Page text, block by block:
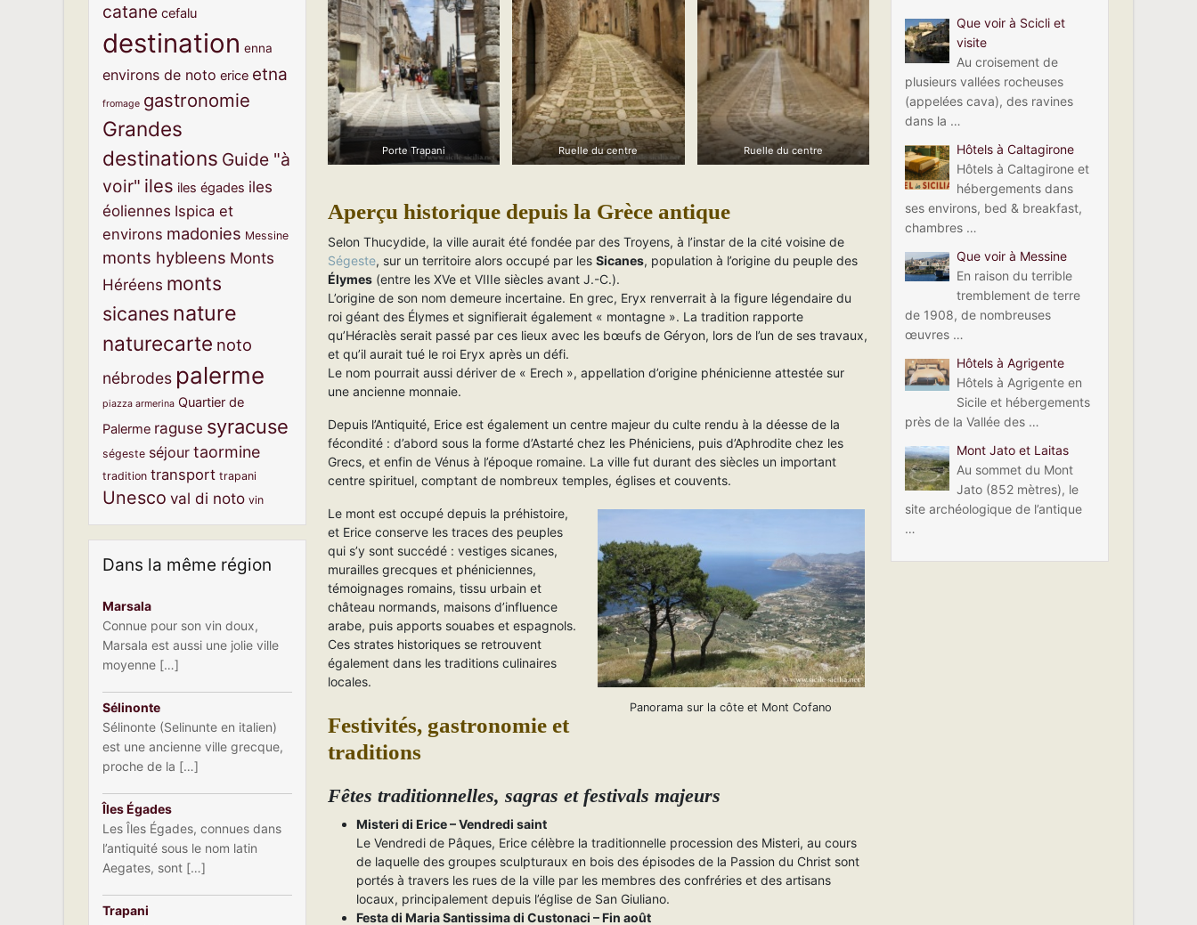
Porte Trapani Ruelle du centre Ruelle du centre
Aperçu historique depuis la Grèce antique
Selon Thucydide, la ville aurait été fondée par des Troyens, à l’instar de la cité voisine de
Ségeste, sur un territoire alors occupé par lesSicanes, population à l’origine du peuple des
Élymes (entre les XVe et VIIIe siècles avant J.-C.).
L’origine de son nom demeure incertaine. En grec, Eryx renverrait à la figure légendaire du
roi géant des Élymes et signifierait également « montagne ». La tradition rapporte
qu’Héraclès serait passé par ces lieux avec les bœufs de Géryon, lors de l’un de ses travaux,
et qu’il aurait tué le roi Eryx après un défi.
Le nom pourrait aussi dériver de « Erech », appellation d’origine phénicienne attestée sur
une ancienne monnaie.
Depuis l’Antiquité, Erice est également un centre majeur du culte rendu à la déesse de la
fécondité : d’abord sous la forme d’Astarté chez les Phéniciens, puis d’Aphrodite chez les
Grecs, et enfin de Vénus à l’époque romaine. La ville fut durant des siècles un important
centre spirituel, comptant de nombreux temples, églises et couvents.
Panorama sur la côte et Mont Cofano
Le mont est occupé depuis la préhistoire,
et Erice conserve les traces des peuples
qui s’y sont succédé : vestiges sicanes,
murailles grecques et phéniciennes,
témoignages romains, tissu urbain et
château normands, maisons d’influence
arabe, puis apports souabes et espagnols.
Ces strates historiques se retrouvent
également dans les traditions culinaires
locales.
Festivités, gastronomie et
traditions
Fêtes traditionnelles, sagras et festivals majeurs
Misteri di Erice – Vendredi saint
Le Vendredi de Pâques, Erice célèbre la traditionnelle procession des Misteri, au cours
de laquelle des groupes sculpturaux en bois des épisodes de la Passion du Christ sont
portés à travers les rues de la ville par les membres des confréries et des artisans
locaux, principalement depuis l’église de San Giuliano.
Festa di Maria Santissima di Custonaci – Fin août
catane cefalu
destination enna
environs de noto erice etna
fromage gastronomie
Grandes
destinations Guide "à
voir" iles iles égades iles
éoliennes Ispica et
environs madonies Messine
monts hybleens Monts
Héréens monts
sicanes nature
naturecarte noto
nébrodes palerme
piazza armerina Quartier de
Palerme raguse syracuse
ségeste séjour taormine
tradition transport trapani
Unesco val di noto vin
Dans la même région
Marsala
Connue pour son vin doux,
Marsala est aussi une jolie ville
moyenne […]
Sélinonte
Sélinonte (Selinunte en italien)
est une ancienne ville grecque,
proche de la […]
Îles Égades
Les Îles Égades, connues dans
l’antiquité sous le nom latin
Aegates, sont […]
Trapani
Que voir à Scicli et
visite
Au croisement de
plusieurs vallées rocheuses
(appelées cava), des ravines
dans la …
Hôtels à Caltagirone
Hôtels à Caltagirone et
hébergements dans
ses environs, bed & breakfast,
chambres …
Que voir à Messine
En raison du terrible
tremblement de terre
de 1908, de nombreuses
œuvres …
Hôtels à Agrigente
Hôtels à Agrigente en
Sicile et hébergements
près de la Vallée des …
Mont Jato et Laitas
Au sommet du Mont
Jato (852 mètres), le
site archéologique de l’antique
…